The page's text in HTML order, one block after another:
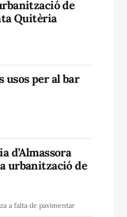
de
Quitèria
usos per al bar
d’Almassora
urbanització de
a falta de pavimentar